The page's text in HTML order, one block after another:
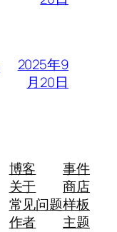
2025年9
月20日
博客
关于
常见问题
作者
事件
商店
样板
主题